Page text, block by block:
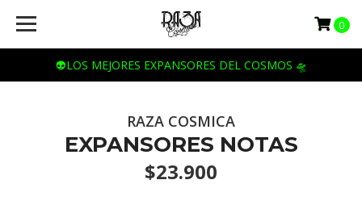
👽LOS MEJORES EXPANSORES DEL COSMOS 🛸
0
RAZA COSMICA
EXPANSORES NOTAS
$23.900